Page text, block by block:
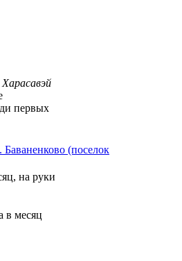
первых
(поселок
на руки
в месяц